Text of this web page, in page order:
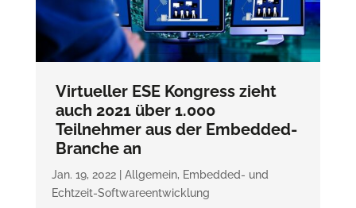
Virtueller ESE Kongress zieht
auch 2021 über 1.000
Teilnehmer aus der Embedded-
Branche an
Jan. 19, 2022| Allgemein, Embedded- und
Echtzeit-Softwareentwicklung